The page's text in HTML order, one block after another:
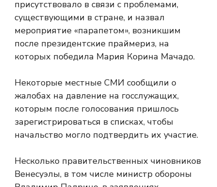
присутствовало в связи с проблемами,
существующими в стране, и назвал
мероприятие «парапетом», возникшим
после президентские праймериз, на
которых победила Мария Корина Мачадо.
Некоторые местные СМИ сообщили о
жалобах на давление на госслужащих,
которым после голосования пришлось
зарегистрироваться в списках, чтобы
начальство могло подтвердить их участие.
Несколько правительственных чиновников
Венесуэлы, в том числе министр обороны